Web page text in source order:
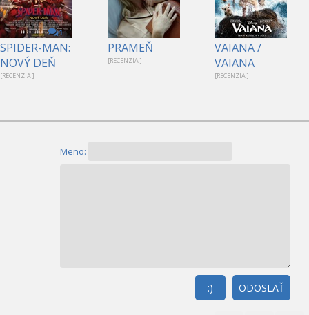
1
SPIDER-MAN:
NOVÝ DEŇ
[RECENZIA ]
PRAMEŇ
[RECENZIA ]
VAIANA /
VAIANA
[RECENZIA ]
Meno:
ODOSLAŤ
:)